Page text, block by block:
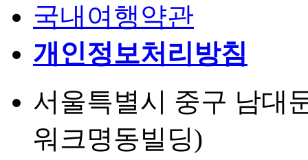
국내여행약관
개인정보처리방침
서울특별시 중구 남대
워크명동빌딩)